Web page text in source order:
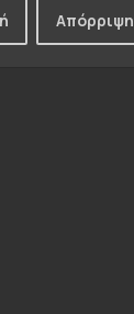
Απόρριψη
-